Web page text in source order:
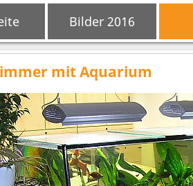
Bilder 2016
mit Aquarium